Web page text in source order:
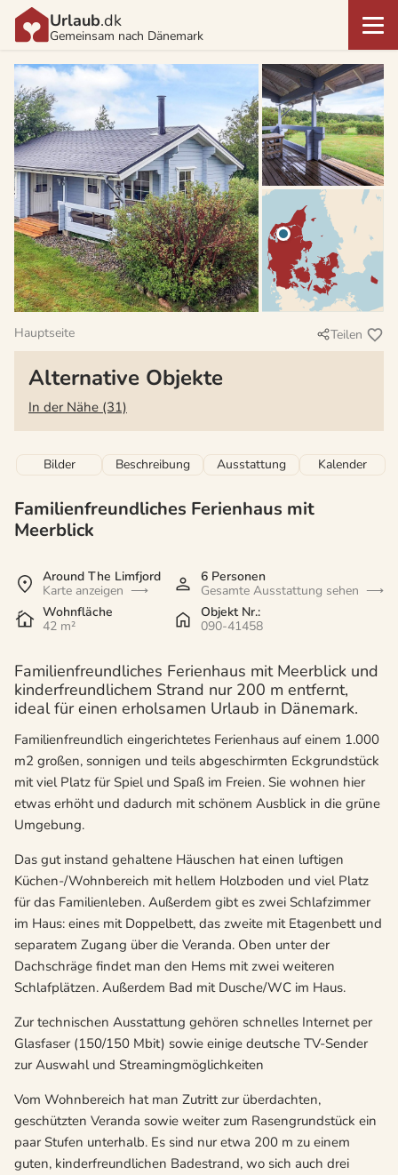
Urlaub.dk
Gemeinsam nach Dänemark
Hauptseite Teilen
Alternative Objekte
In der Nähe (31)
Bilder Beschreibung Ausstattung Kalender
Familienfreundliches Ferienhaus mit
Meerblick
Around The Limfjord
Karte anzeigen
6 Personen
Gesamte Ausstattung sehen
Wohnfläche
42 m²
Objekt Nr.:
090-41458
Familienfreundliches Ferienhaus mit Meerblick und
kinderfreundlichem Strand nur 200 m entfernt,
ideal für einen erholsamen Urlaub in Dänemark.
Familienfreundlich eingerichtetes Ferienhaus auf einem 1.000
m2 großen, sonnigen und teils abgeschirmten Eckgrundstück
mit viel Platz für Spiel und Spaß im Freien. Sie wohnen hier
etwas erhöht und dadurch mit schönem Ausblick in die grüne
Umgebung.
Das gut instand gehaltene Häuschen hat einen luftigen
Küchen-/Wohnbereich mit hellem Holzboden und viel Platz
für das Familienleben. Außerdem gibt es zwei Schlafzimmer
im Haus: eines mit Doppelbett, das zweite mit Etagenbett und
separatem Zugang über die Veranda. Oben unter der
Dachschräge findet man den Hems mit zwei weiteren
Schlafplätzen. Außerdem Bad mit Dusche/WC im Haus.
Zur technischen Ausstattung gehören schnelles Internet per
Glasfaser (150/150 Mbit) sowie einige deutsche TV-Sender
zur Auswahl und Streamingmöglichkeiten
Vom Wohnbereich hat man Zutritt zur überdachten,
geschützten Veranda sowie weiter zum Rasengrundstück ein
paar Stufen unterhalb. Es sind nur etwa 200 m zu einem
guten, kinderfreundlichen Badestrand, wo sich auch drei